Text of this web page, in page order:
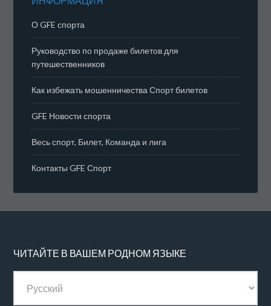
О GFE спорта
Руководство по продаже билетов для
путешественников
Как избежать мошенничества Спорт билетов
GFE Новости спорта
Весь спорт, Билет, Команда и лига
Контакты GFE Спорт
ЧИТАЙТЕ В ВАШЕМ РОДНОМ ЯЗЫКЕ